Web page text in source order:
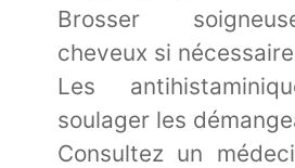
Brosser
cheveux si
Les
soulager les
Consultez un